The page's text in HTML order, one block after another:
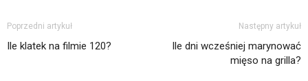
Poprzedni artykuł
Ile klatek na filmie 120?
Następny artykuł
Ile dni wcześniej marynować
mięso na grilla?